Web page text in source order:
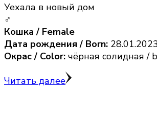
Уехала в новый дом
♂
Кошка / Female
Дата рождения / Born:
Окрас / Color: чёрная солидная /
Читать далее